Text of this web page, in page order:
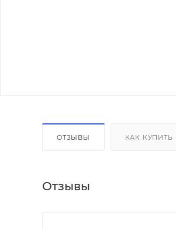
ОТЗЫВЫ КАК КУПИТЬ
Отзывы